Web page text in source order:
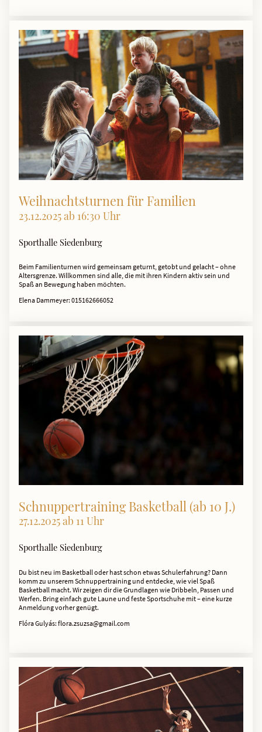
Weihnachtsturnen für Familien
23.12.2025 ab 16:30 Uhr
Sporthalle Siedenburg
Beim Familienturnen wird gemeinsam geturnt, getobt und gelacht – ohne
Altersgrenze. Willkommen sind alle, die mit ihren Kindern aktiv sein und
Spaß an Bewegung haben möchten.
Elena Dammeyer: 015162666052
Schnuppertraining Basketball (ab 10 J.)
27.12.2025 ab 11 Uhr
Sporthalle Siedenburg
Du bist neu im Basketball oder hast schon etwas Schulerfahrung? Dann
komm zu unserem Schnuppertraining und entdecke, wie viel Spaß
Basketball macht. Wir zeigen dir die Grundlagen wie Dribbeln, Passen und
Werfen. Bring einfach gute Laune und feste Sportschuhe mit – eine kurze
Anmeldung vorher genügt.
Flóra Gulyás: flora.zsuzsa@gmail.com